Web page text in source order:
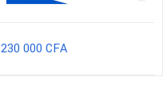
230 000 CFA